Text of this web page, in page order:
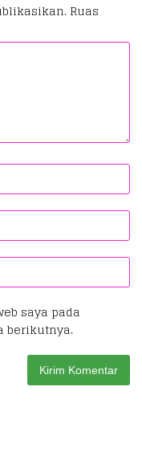
Ruas
saya pada
berikutnya.